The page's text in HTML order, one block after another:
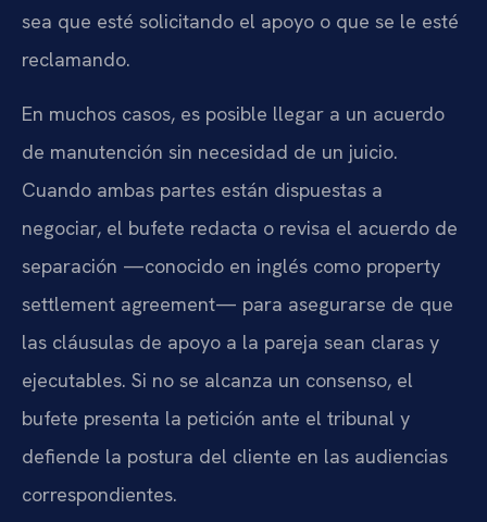
sea que esté solicitando el apoyo o que se le esté
reclamando.
En muchos casos, es posible llegar a un acuerdo
de manutención sin necesidad de un juicio.
Cuando ambas partes están dispuestas a
negociar, el bufete redacta o revisa el acuerdo de
separación —conocido en inglés como property
settlement agreement— para asegurarse de que
las cláusulas de apoyo a la pareja sean claras y
ejecutables. Si no se alcanza un consenso, el
bufete presenta la petición ante el tribunal y
defiende la postura del cliente en las audiencias
correspondientes.